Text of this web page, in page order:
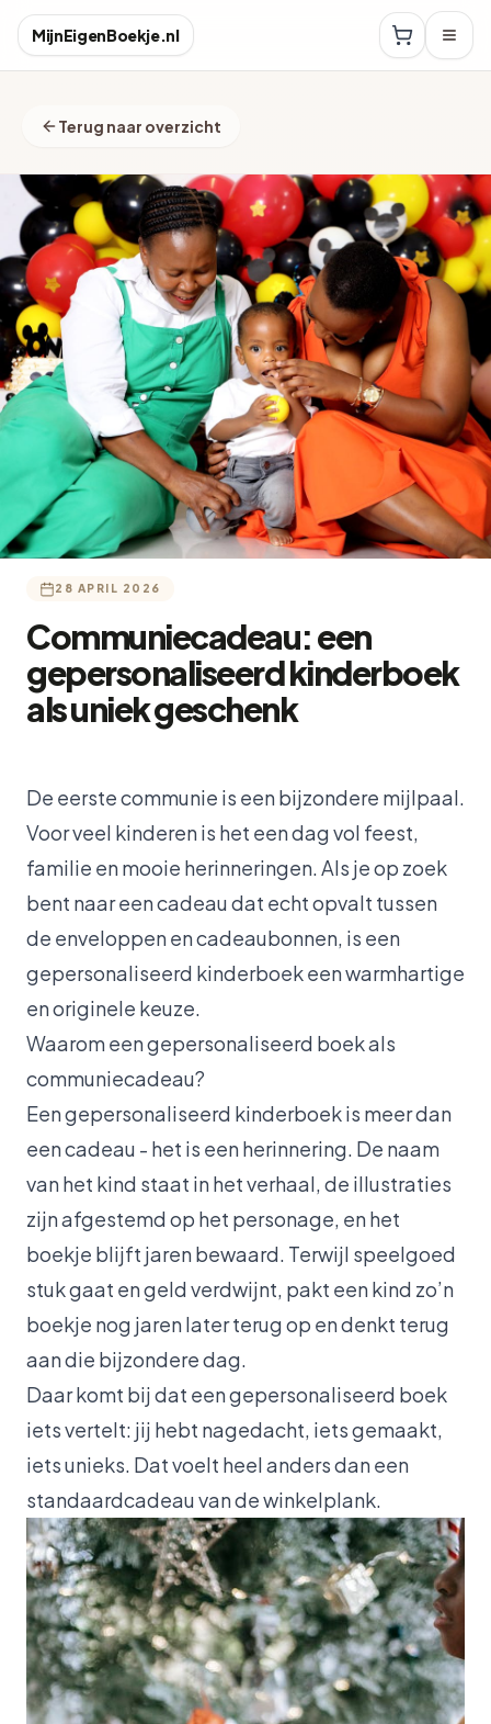
MijnEigenBoekje.nl
Terug naar overzicht
28 APRIL 2026
Communiecadeau: een
gepersonaliseerd kinderboek
als uniek geschenk
De eerste communie is een bijzondere mijlpaal.
Voor veel kinderen is het een dag vol feest,
familie en mooie herinneringen. Als je op zoek
bent naar een cadeau dat echt opvalt tussen
de enveloppen en cadeaubonnen, is een
gepersonaliseerd kinderboek een warmhartige
en originele keuze.
Waarom een gepersonaliseerd boek als
communiecadeau?
Een gepersonaliseerd kinderboek is meer dan
een cadeau - het is een herinnering. De naam
van het kind staat in het verhaal, de illustraties
zijn afgestemd op het personage, en het
boekje blijft jaren bewaard. Terwijl speelgoed
stuk gaat en geld verdwijnt, pakt een kind zo’n
boekje nog jaren later terug op en denkt terug
aan die bijzondere dag.
Daar komt bij dat een gepersonaliseerd boek
iets vertelt: jij hebt nagedacht, iets gemaakt,
iets unieks. Dat voelt heel anders dan een
standaardcadeau van de winkelplank.